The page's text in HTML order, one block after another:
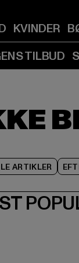
KVINDER
TILBUD
ARTIKLER